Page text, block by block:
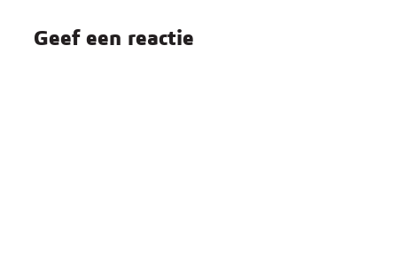
Geef een reactie